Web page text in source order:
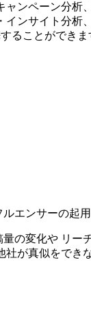
ンペーン分
ンサイト分
ことができ
エンサーの起
の変化や リ
が真似をでき